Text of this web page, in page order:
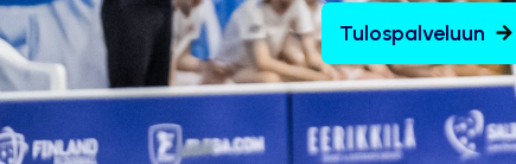
Tulospalveluun